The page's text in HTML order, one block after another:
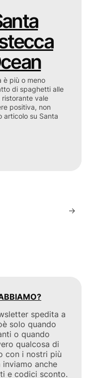
è più o meno
di spaghetti alle
ristorante vale
positiva, non
articolo su Santa
→
spedita a
solo quando
o quando
qualcosa di
con i nostri più
anche
e codici sconto.